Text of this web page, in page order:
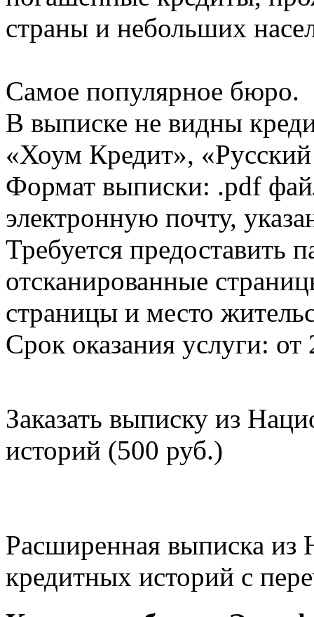
страны и небольших
Самое популярное бюро.
В выписке не видны
«Хоум Кредит»,
Формат выписки: .pdf
электронную почту,
Требуется предоставить
отсканированные
страницы и место
Срок оказания услуги: от
Заказать выписку из
историй (500 руб.)
Расширенная выписка из
кредитных историй с